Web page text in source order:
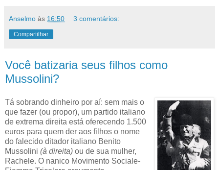
Anselmo às 16:50 3 comentários:
Compartilhar
Você batizaria seus filhos como
Mussolini?
Tá sobrando dinheiro por aí: sem mais o
que fazer (ou propor), um partido italiano
de extrema direita está oferecendo 1.500
euros para quem der aos filhos o nome
do falecido ditador italiano Benito
Mussolini (à direita) ou de sua mulher,
Rachele. O nanico Movimento Sociale-